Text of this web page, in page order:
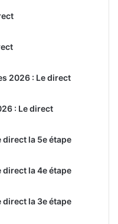
2026 : Le direct
: Le direct
direct la 5e étape
direct la 4e étape
direct la 3e étape